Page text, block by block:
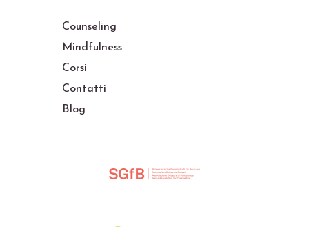
Counseling
Mindfulness
Corsi
Contatti
Blog